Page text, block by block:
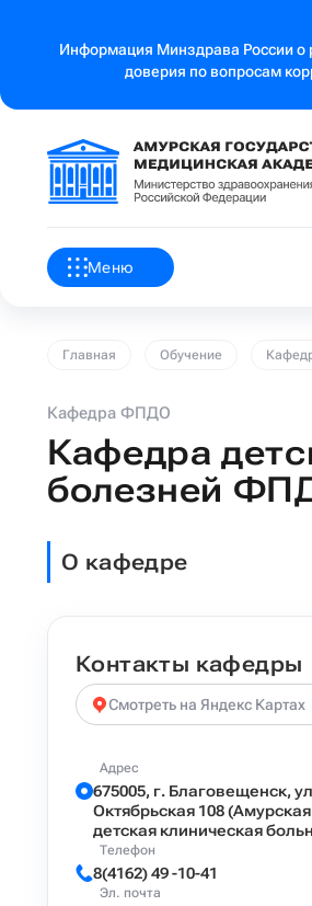
Информация Минздрава России о
доверия по вопросам
Меню
Главная Обучение
Кафедра ФПДО
Кафедра
болезней
О кафедре
Контакты кафедры
Смотреть на Яндекс Картах
Адрес
675005, г. Благовещенск,
Октябрьская 108
детская клиническая
Телефон
8(4162) 49 -10-41
Эл. почта